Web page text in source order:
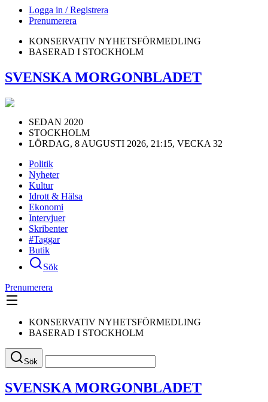
Logga in / Registrera
Prenumerera
KONSERVATIV NYHETSFÖRMEDLING
BASERAD I STOCKHOLM
SVENSKA MORGONBLADET
SEDAN 2020
STOCKHOLM
LÖRDAG, 8 AUGUSTI 2026, 21:15, VECKA 32
Politik
Nyheter
Kultur
Idrott & Hälsa
Ekonomi
Intervjuer
Skribenter
#Taggar
Butik
Sök
Prenumerera
KONSERVATIV NYHETSFÖRMEDLING
BASERAD I STOCKHOLM
Sök
SVENSKA MORGONBLADET